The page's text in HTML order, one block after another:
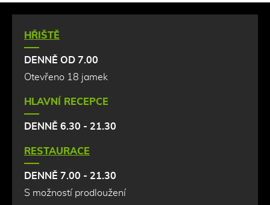
HŘIŠTĚ
DENNĚ OD 7.00
Otevřeno 18 jamek
HLAVNÍ RECEPCE
DENNĚ 6.30 - 21.30
RESTAURACE
DENNĚ 7.00 - 21.30
S možností prodloužení